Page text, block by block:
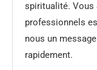
spiritualité. Vous
professionnels
nous un
rapidement.